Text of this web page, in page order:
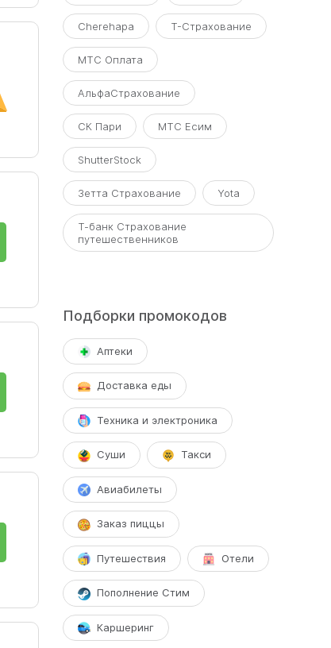
Cherehapa Т-Страхование
МТС Оплата
АльфаСтрахование
СК Пари МТС Есим
ShutterStock
Зетта Страхование Yota
Т-банк Страхование
путешественников
Подборки промокодов
Аптеки
Доставка еды
Техника и электроника
Суши Такси
Авиабилеты
Заказ пиццы
Путешествия Отели
Пополнение Стим
Каршеринг